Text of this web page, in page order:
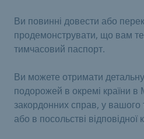
Ви повинні довести або
продемонструвати, що вам
тимчасовий паспорт.
Ви можете отримати
подорожей в окремі країни в
закордонних справ, у вашого
або в посольстві відповідної